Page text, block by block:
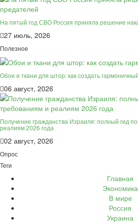
На пятый год СВО Россия приняла решение
27 июль, 2026
Полезное
Обои и ткани для штор: как создать
06 август, 2026
Получение гражданства Израиля: полный гид
реалиям 2026 года
02 август, 2026
Опрос
Теги
Главная
Экономика
В мире
Россия
Украина